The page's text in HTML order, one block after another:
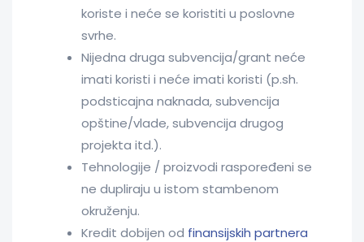
koriste i neće se koristiti u poslovne
svrhe.
Nijedna druga subvencija/grant neće
imati koristi i neće imati koristi (p.sh.
podsticajna naknada, subvencija
opštine/vlade, subvencija drugog
projekta itd.).
Tehnologije / proizvodi raspoređeni se
ne dupliraju u istom stambenom
okruženju.
Kredit dobijen od finansijskih partnera